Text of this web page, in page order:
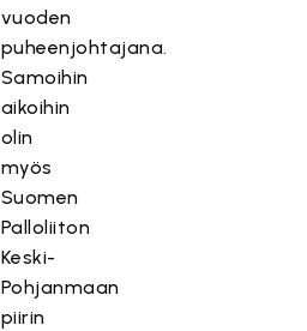
vuoden
puheenjohtajana.
Samoihin
aikoihin
olin
myös
Suomen
Palloliiton
Keski-
Pohjanmaan
piirin